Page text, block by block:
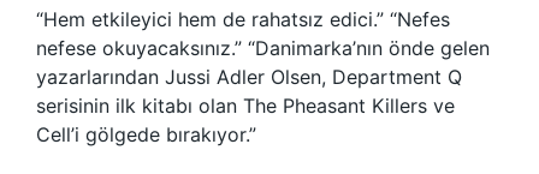
“Hem etkileyici hem de rahatsız edici.” “Nefes
nefese okuyacaksınız.” “Danimarka’nın önde gelen
yazarlarından Jussi Adler Olsen, Department Q
serisinin ilk kitabı olan The Pheasant Killers ve
Cell’i gölgede bırakıyor.”